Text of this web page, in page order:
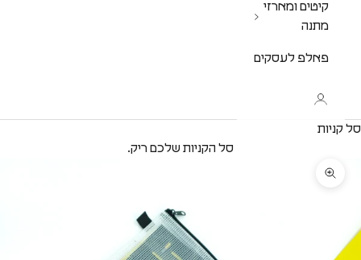
קיטים ומארזי
מתנה
פאלפ לעסקים
סל קניות
סל הקניות שלכם ריק.